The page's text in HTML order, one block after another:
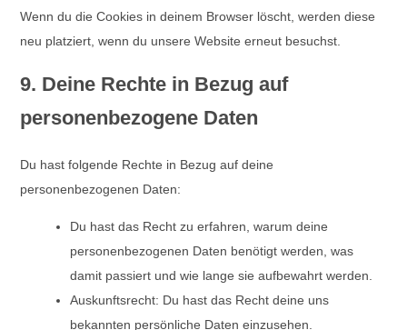
Wenn du die Cookies in deinem Browser löscht, werden diese
neu platziert, wenn du unsere Website erneut besuchst.
9. Deine Rechte in Bezug auf
personenbezogene Daten
Du hast folgende Rechte in Bezug auf deine
personenbezogenen Daten:
Du hast das Recht zu erfahren, warum deine
personenbezogenen Daten benötigt werden, was
damit passiert und wie lange sie aufbewahrt werden.
Auskunftsrecht: Du hast das Recht deine uns
bekannten persönliche Daten einzusehen.